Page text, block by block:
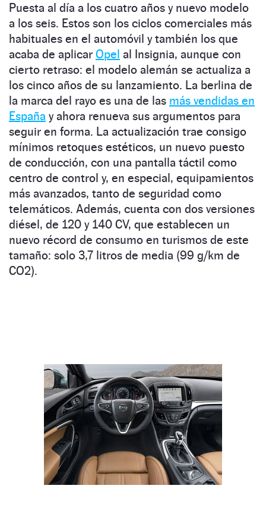
Puesta al día a los cuatro años y nuevo modelo
a los seis. Estos son los ciclos comerciales más
habituales en el automóvil y también los que
acaba de aplicar Opel al Insignia, aunque con
cierto retraso: el modelo alemán se actualiza a
los cinco años de su lanzamiento. La berlina de
la marca del rayo es una de las más vendidas en
España y ahora renueva sus argumentos para
seguir en forma. La actualización trae consigo
mínimos retoques estéticos, un nuevo puesto
de conducción, con una pantalla táctil como
centro de control y, en especial, equipamientos
más avanzados, tanto de seguridad como
telemáticos. Además, cuenta con dos versiones
diésel, de 120 y 140 CV, que establecen un
nuevo récord de consumo en turismos de este
tamaño: solo 3,7 litros de media (99 g/km de
CO2).